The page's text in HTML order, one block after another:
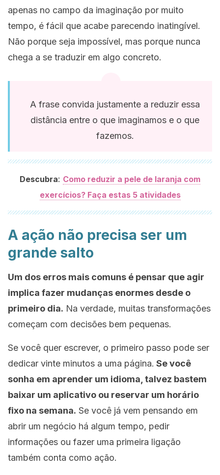
apenas no campo da imaginação por muito
tempo, é fácil que acabe parecendo inatingível.
Não porque seja impossível, mas porque nunca
chega a se traduzir em algo concreto.
A frase convida justamente a reduzir essa
distância entre o que imaginamos e o que
fazemos.
Descubra: Como reduzir a pele de laranja com
exercícios? Faça estas 5 atividades
A ação não precisa ser um
grande salto
Um dos erros mais comuns é pensar que agir
implica fazer mudanças enormes desde o
primeiro dia. Na verdade, muitas transformações
começam com decisões bem pequenas.
Se você quer escrever, o primeiro passo pode ser
dedicar vinte minutos a uma página. Se você
sonha em aprender um idioma, talvez bastem
baixar um aplicativo ou reservar um horário
fixo na semana. Se você já vem pensando em
abrir um negócio há algum tempo, pedir
informações ou fazer uma primeira ligação
também conta como ação.